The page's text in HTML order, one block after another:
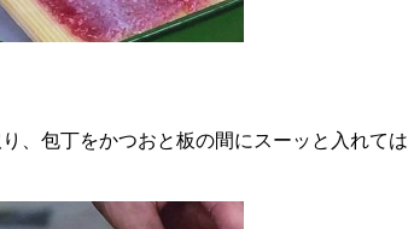
、包丁をかつおと板の間にスーッと入れては